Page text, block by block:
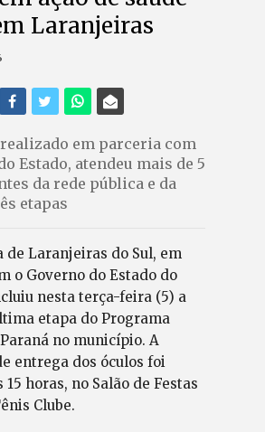
Laranjeiras
em parceria com
Estado, atendeu mais de 5
da rede pública e da
etapas
de Laranjeiras do Sul, em
o Governo do Estado do
nesta terça-feira (5) a
etapa do Programa
no município. A
entrega dos óculos foi
15 horas, no Salão de Festas
Clube.